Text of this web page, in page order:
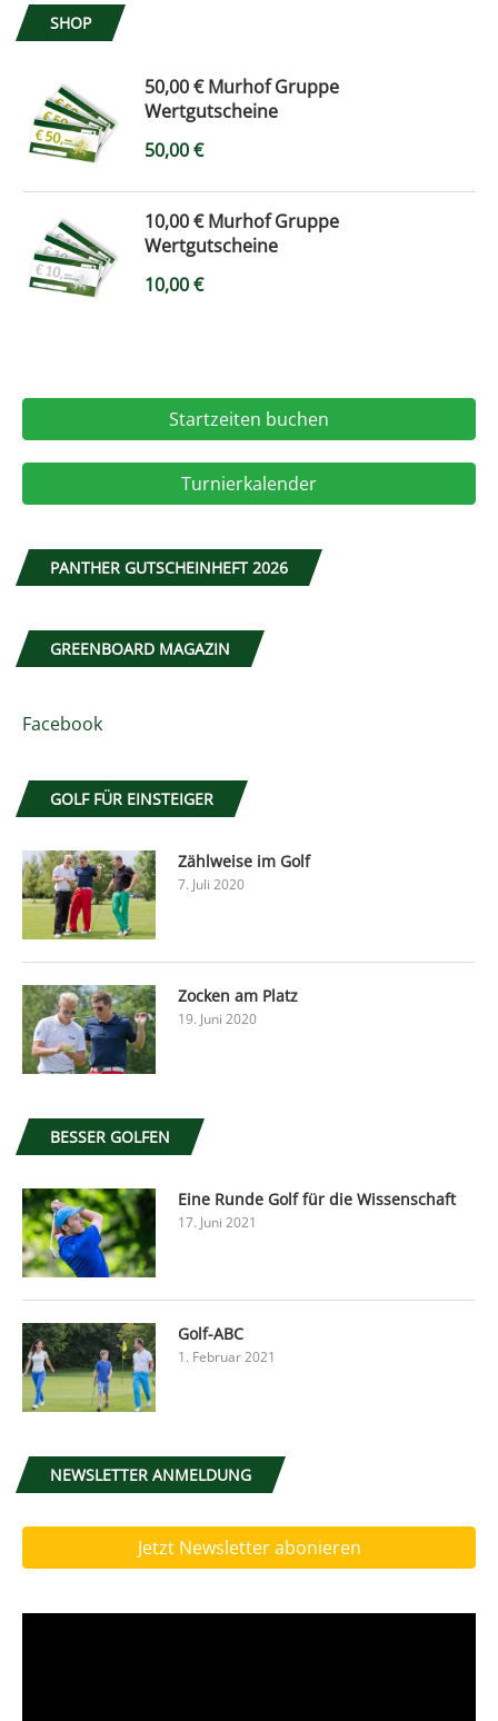
SHOP
50,00 € Murhof Gruppe
Wertgutscheine
50,00€
10,00 € Murhof Gruppe
Wertgutscheine
10,00€
Startzeiten buchen
Turnierkalender
PANTHER GUTSCHEINHEFT 2026
GREENBOARD MAGAZIN
Facebook
GOLF FÜR EINSTEIGER
Zählweise im Golf
7. Juli 2020
Zocken am Platz
19. Juni 2020
BESSER GOLFEN
Eine Runde Golf für die Wissenschaft
17. Juni 2021
Golf-ABC
1. Februar 2021
NEWSLETTER ANMELDUNG
Jetzt Newsletter abonieren